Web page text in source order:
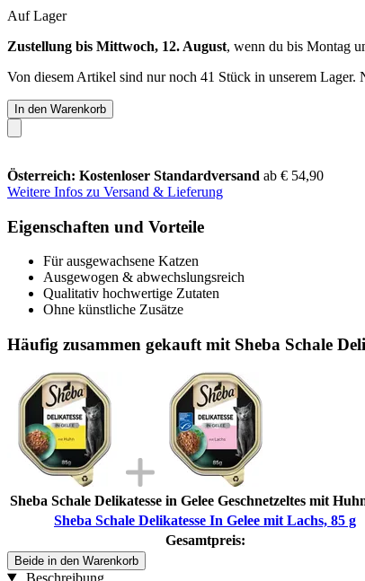
Auf Lager
Zustellung bis Mittwoch, 12. August, wenn du bis Montag
Von diesem Artikel sind nur noch 41 Stück in unserem Lager.
In den Warenkorb
Österreich: Kostenloser Standardversand ab € 54,90
Weitere Infos zu Versand & Lieferung
Eigenschaften und Vorteile
Für ausgewachsene Katzen
Ausgewogen & abwechslungsreich
Qualitativ hochwertige Zutaten
Ohne künstliche Zusätze
Häufig zusammen gekauft mit Sheba Schale
Sheba Schale Delikatesse in Gelee Geschnetzeltes mit
Sheba Schale Delikatesse In Gelee mit Lachs, 85 g
Gesamtpreis:
Beide in den Warenkorb
Beschreibung